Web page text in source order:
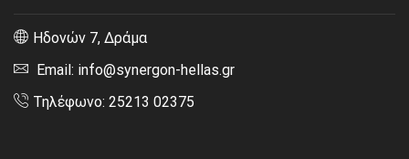
Ηδονών 7, Δράμα
Email: info@synergon-hellas.gr
Τηλέφωνο: 25213 02375